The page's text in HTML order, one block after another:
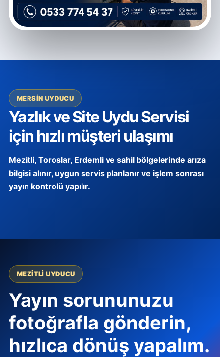
MERSIN UYDUCU
Yazlık ve Site Uydu Servisi
için hızlı müşteri ulaşımı
Mezitli, Toroslar, Erdemli ve sahil bölgelerinde arıza
bilgisi alınır, uygun servis planlanır ve işlem sonrası
yayın kontrolü yapılır.
MEZITLI UYDUCU
Yayın sorununuzu
fotoğrafla gönderin,
hızlıca dönüş yapalım.